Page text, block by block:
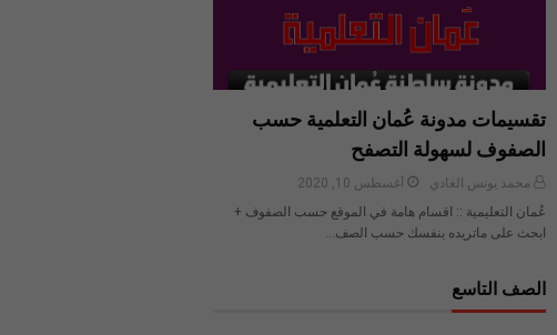
تقسيمات مدونة عُمان التعلمية حسب
الصفوف لسهولة التصفح
محمد يونس الغادي
أغسطس 10, 2020
عُمان التعليمية :: اقسام هامة في الموقع حسب الصفوف +
ابحث على ماتريده بنفسك حسب الصف…
الصف التاسع